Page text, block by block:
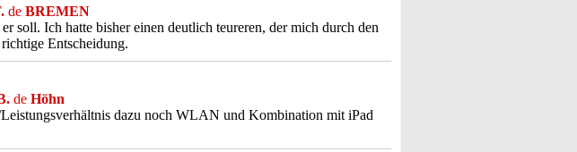
de BREMEN
soll. Ich hatte bisher einen deutlich teureren, der mich durch den
Entscheidung.
de Höhn
dazu noch WLAN und Kombination mit iPad